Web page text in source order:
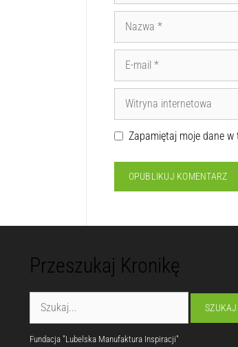
Zapamiętaj moje dane
Przeszukaj Kronikę
Fundacja "Lubelska Manufaktura Inspiracji"